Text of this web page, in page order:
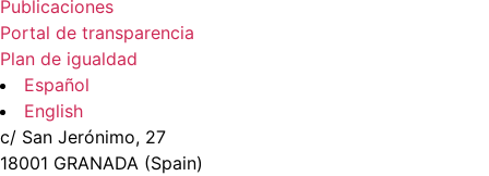
Publicaciones
Portal de transparencia
Plan de igualdad
Español
English
c/ San Jerónimo, 27
18001 GRANADA (Spain)